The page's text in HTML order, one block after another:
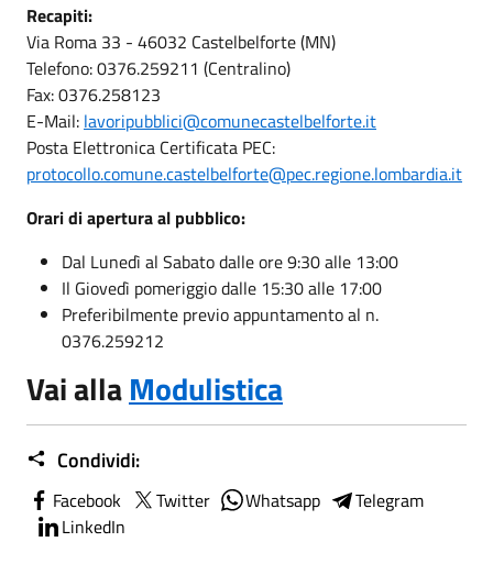
Recapiti:
Via Roma 33 - 46032 Castelbelforte (MN)
Telefono: 0376.259211 (Centralino)
Fax: 0376.258123
E-Mail: lavoripubblici@comunecastelbelforte.it
Posta Elettronica Certificata PEC:
protocollo.comune.castelbelforte@pec.regione.lombardia.it
Orari di apertura al pubblico:
Dal Lunedì al Sabato dalle ore 9:30 alle 13:00
Il Giovedì pomeriggio dalle 15:30 alle 17:00
Preferibilmente previo appuntamento al n.
0376.259212
Vai allaModulistica
Condividi:
Facebook Twitter Whatsapp
Telegram
LinkedIn